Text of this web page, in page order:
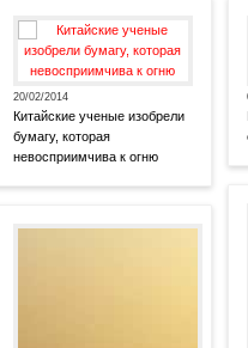
20/02/2014
Китайские ученые изобрели
бумагу, которая
невосприимчива к огню